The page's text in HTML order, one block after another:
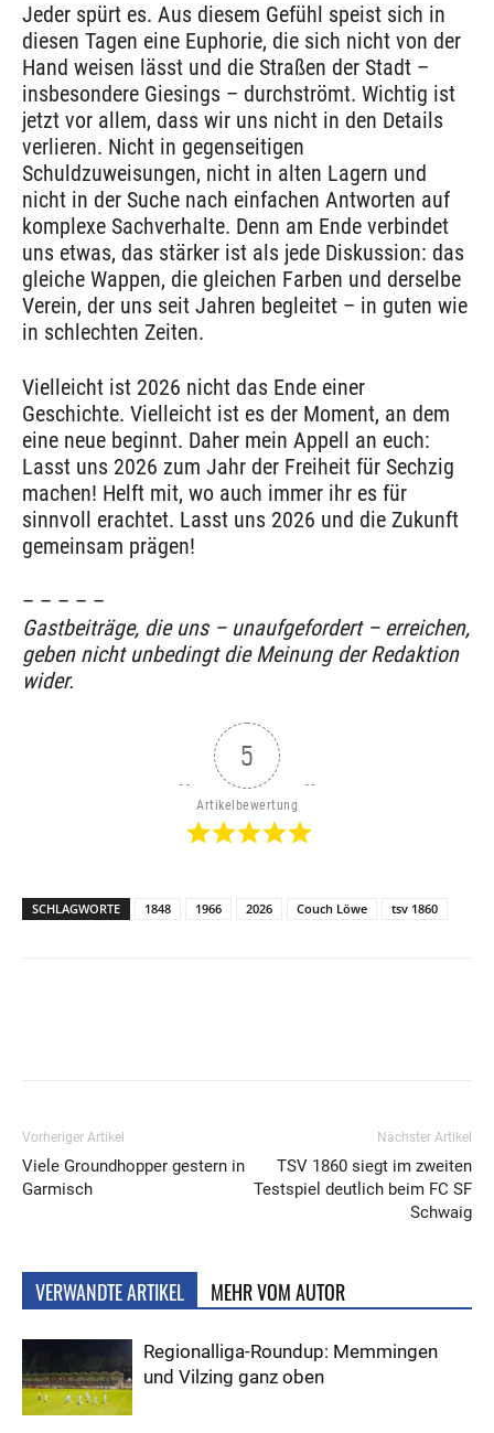
Jeder spürt es. Aus diesem Gefühl speist sich in
diesen Tagen eine Euphorie, die sich nicht von der
Hand weisen lässt und die Straßen der Stadt –
insbesondere Giesings – durchströmt. Wichtig ist
jetzt vor allem, dass wir uns nicht in den Details
verlieren. Nicht in gegenseitigen
Schuldzuweisungen, nicht in alten Lagern und
nicht in der Suche nach einfachen Antworten auf
komplexe Sachverhalte. Denn am Ende verbindet
uns etwas, das stärker ist als jede Diskussion: das
gleiche Wappen, die gleichen Farben und derselbe
Verein, der uns seit Jahren begleitet – in guten wie
in schlechten Zeiten.
Vielleicht ist 2026 nicht das Ende einer
Geschichte. Vielleicht ist es der Moment, an dem
eine neue beginnt. Daher mein Appell an euch:
Lasst uns 2026 zum Jahr der Freiheit für Sechzig
machen! Helft mit, wo auch immer ihr es für
sinnvoll erachtet. Lasst uns 2026 und die Zukunft
gemeinsam prägen!
– – – – –
Gastbeiträge, die uns – unaufgefordert – erreichen,
geben nicht unbedingt die Meinung der Redaktion
wider.
5
Artikelbewertung
SCHLAGWORTE 1848 1966 2026 Couch Löwe tsv 1860
Vorheriger Artikel
Viele Groundhopper gestern in
Garmisch
Nächster Artikel
TSV 1860 siegt im zweiten
Testspiel deutlich beim FC SF
Schwaig
VERWANDTE ARTIKEL MEHR VOM AUTOR
Regionalliga-Roundup: Memmingen
und Vilzing ganz oben